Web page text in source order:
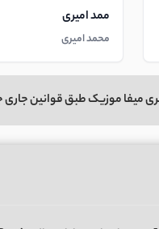
ممد امیری
محمد امیری
میفا موزیک طبق قوانین جاری